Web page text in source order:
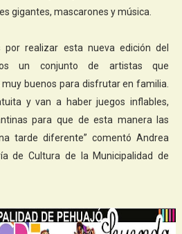
gigantes, mascarones y música.
por realizar esta nueva edición del
un conjunto de artistas que
buenos para disfrutar en familia.
y van a haber juegos inflables,
para que de esta manera las
tarde diferente” comentó Andrea
de Cultura de la Municipalidad de